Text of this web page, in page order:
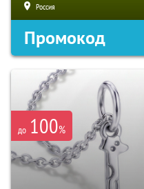
Россия
Промокод
до 100%